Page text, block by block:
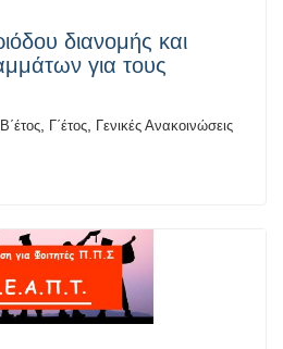
διανομής και
για τους
Β΄έτος, Γ΄έτος, Γενικές Ανακοινώσεις